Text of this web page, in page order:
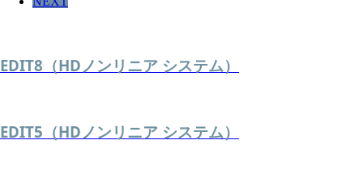
EDIT8（HDノンリニア システム）
EDIT5（HDノンリニア システム）